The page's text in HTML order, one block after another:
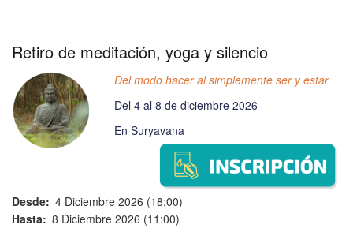
Retiro de meditación, yoga y silencio
Del modo hacer al simplemente ser y estar
Del 4 al 8 de diciembre 2026
En Suryavana
Desde 4 Diciembre 2026 (18:00)
Hasta 8 Diciembre 2026 (11:00)